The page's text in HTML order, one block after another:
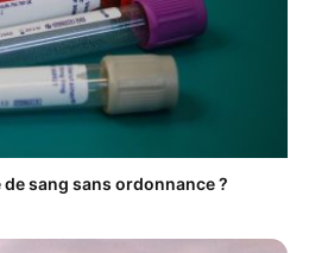
sang sans ordonnance ?